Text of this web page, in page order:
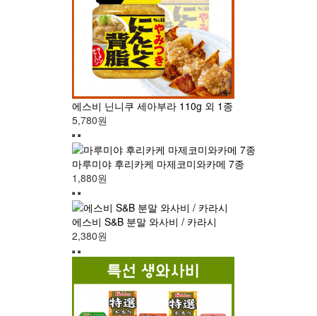
에스비 닌니쿠 세아부라 110g 외 1종
5,780원
마루미야 후리카케 마제코미와카메 7종
1,880원
에스비 S&B 분말 와사비 / 카라시
2,380원